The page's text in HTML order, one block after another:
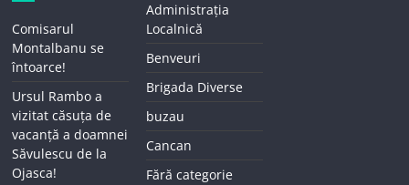
Comisarul
Montalbanu se
întoarce!
Ursul Rambo a
vizitat căsuța de
vacanță a doamnei
Săvulescu de la
Ojasca!
Administrația
Localnică
Benveuri
Brigada Diverse
buzau
Cancan
Fără categorie